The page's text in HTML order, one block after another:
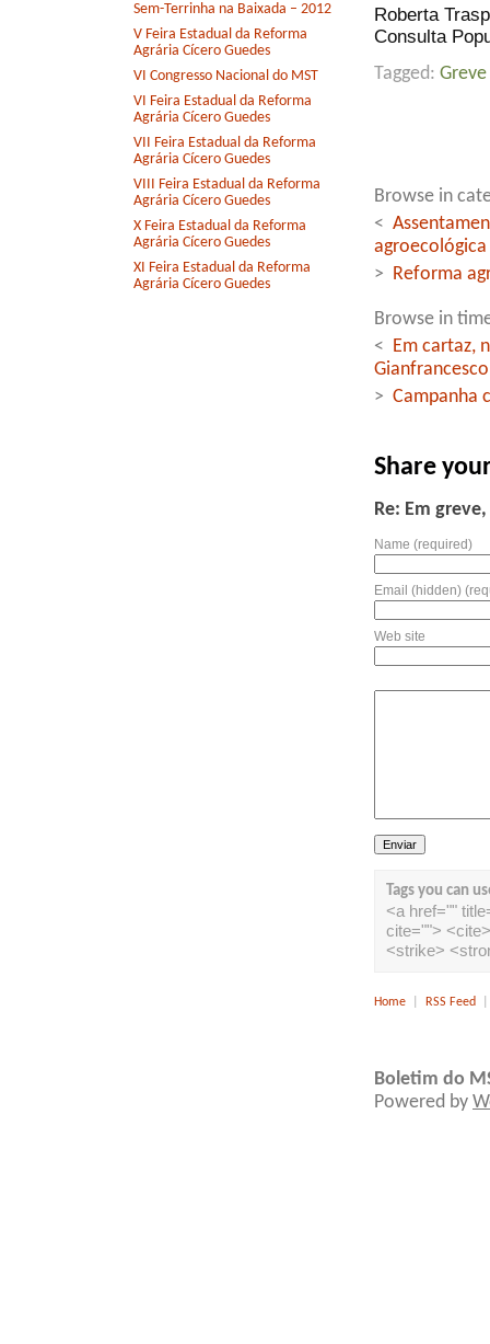
Sem-Terrinha na Baixada – 2012
V Feira Estadual da Reforma
Agrária Cícero Guedes
VI Congresso Nacional do MST
VI Feira Estadual da Reforma
Agrária Cícero Guedes
VII Feira Estadual da Reforma
Agrária Cícero Guedes
VIII Feira Estadual da Reforma
Agrária Cícero Guedes
X Feira Estadual da Reforma
Agrária Cícero Guedes
XI Feira Estadual da Reforma
Agrária Cícero Guedes
Roberta
Consulta
Tagged: Greve
Browse in
<
agroecológica
>
Reforma
Browse in
<
Em cartaz,
> Campanha
Share
Re: Em
Name (required)
Email (hidden)
Web site
Tags you can
<a href=""
cite="">
<strike>
Home RSS Feed
Boletim do
Powered by